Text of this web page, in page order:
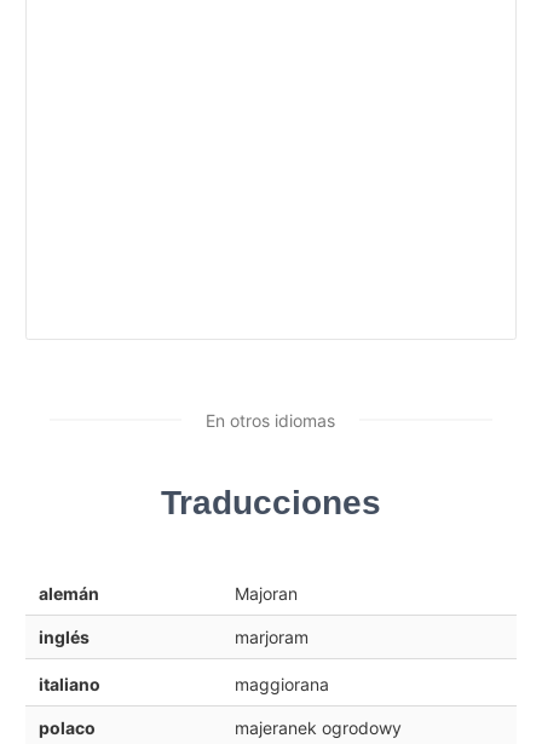
En otros idiomas
Traducciones
alemán Majoran
inglés marjoram
italiano maggiorana
polaco majeranek ogrodowy